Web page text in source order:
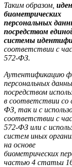
Таким образом,
биометрических
персональных
посредством
системы
соответствии с
572-ФЗ.
Аутентификацию
персональных
посредством
в соответствии со
ФЗ, так и с
соответствии с
572-ФЗ или с
систем иных
на основе
биометрических
частью 4 статьи